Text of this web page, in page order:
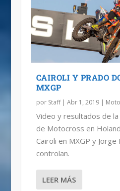
CAIROLI SIGUE
HIGHLIGHTS: MXGP
VIDEO: MXGP DE
HERLINGS SIGUE
CAIROLI Y PRADO
MXGP
por Staff| Abr 1, 2019|
Video y resultados de la
de Motocross en
Cairoli en MXGP y
controlan.
LEER MÁS